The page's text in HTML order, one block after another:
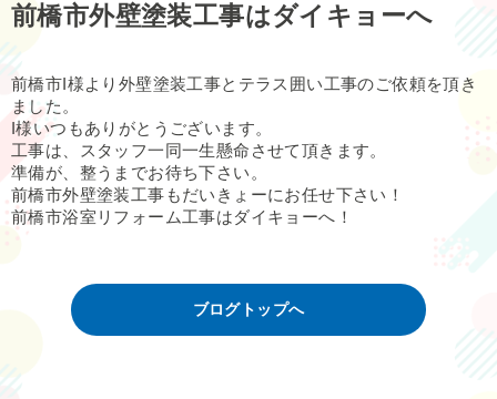
前橋市外壁塗装工事はダイキョーへ
前橋市I様より外壁塗装工事とテラス囲い工事のご依頼を頂き
ました。
I様いつもありがとうございます。
工事は、スタッフ一同一生懸命させて頂きます。
準備が、整うまでお待ち下さい。
前橋市外壁塗装工事もだいきょーにお任せ下さい！
前橋市浴室リフォーム工事はダイキョーへ！
ブログトップへ